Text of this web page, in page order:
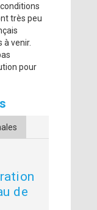
très peu
à venir.
pour
de